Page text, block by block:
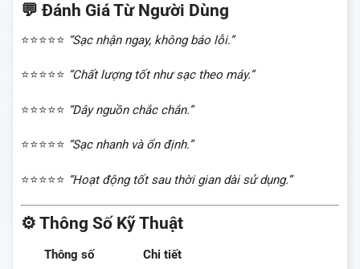
💬 Đánh Giá Từ Người Dùng
⭐⭐⭐⭐⭐ “Sạc nhận ngay, không báo lỗi.”
⭐⭐⭐⭐⭐ “Chất lượng tốt như sạc theo máy.”
⭐⭐⭐⭐⭐ “Dây nguồn chắc chắn.”
⭐⭐⭐⭐⭐ “Sạc nhanh và ổn định.”
⭐⭐⭐⭐⭐ “Hoạt động tốt sau thời gian dài sử dụng.”
⚙️ Thông Số Kỹ Thuật
Thông số
Chi tiết